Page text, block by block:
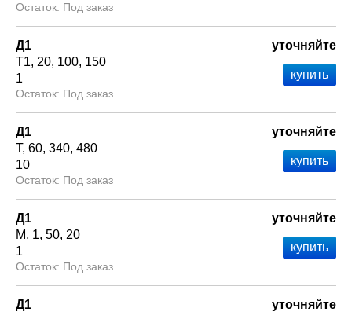
Под заказ
Д1
Т1 20 100 150
1
Под заказ
уточняйте
Д1
Т 60 340 480
10
Под заказ
уточняйте
Д1
М
1 50 20
1
Под заказ
уточняйте
Д1
уточняйте